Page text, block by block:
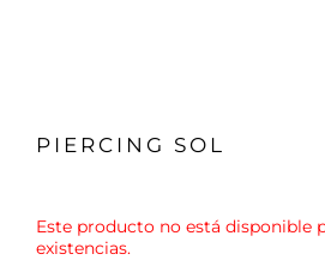
PIERCING SOL
Este producto no está disponible
existencias.